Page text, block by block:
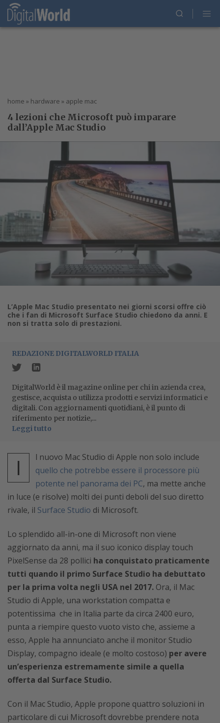
home » hardware » apple mac
4 lezioni che Microsoft può imparare
dall’Apple Mac Studio
L’Apple Mac Studio presentato nei giorni scorsi offre ciò
che i fan di Microsoft Surface Studio chiedono da anni. E
non si tratta solo di prestazioni.
REDAZIONE DIGITALWORLD ITALIA
DigitalWorld è il magazine online per chi in azienda crea,
gestisce, acquista o utilizza prodotti e servizi informatici e
digitali. Con aggiornamenti quotidiani, è il punto di
riferimento per notizie,...
Leggi tutto
I
l nuovo Mac Studio di Apple non solo include
quello che potrebbe essere il processore più
potente nel panorama dei PC, ma mette anche
in luce (e risolve) molti dei punti deboli del suo diretto
rivale, il Surface Studio di Microsoft.
Lo splendido all-in-one di Microsoft non viene
aggiornato da anni, ma il suo iconico display touch
PixelSense da 28 pollici ha conquistato praticamente
tutti quando il primo Surface Studio ha debuttato
per la prima volta negli USA nel 2017. Ora, il Mac
Studio di Apple, una workstation compatta e
potentissima che in Italia parte da circa 2400 euro,
punta a riempire questo vuoto visto che, assieme a
esso, Apple ha annunciato anche il monitor Studio
Display, compagno ideale (e molto costoso) per avere
un’esperienza estremamente simile a quella
offerta dal Surface Studio.
Con il Mac Studio, Apple propone quattro soluzioni in
particolare di cui Microsoft dovrebbe prendere nota